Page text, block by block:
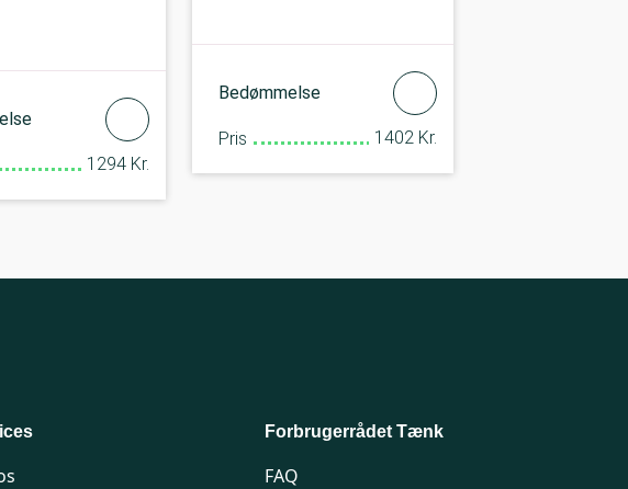
1294 Kr.
Bedømmelse
Pris 1402 Kr.
Forbrugerrådet Tænk
FAQ